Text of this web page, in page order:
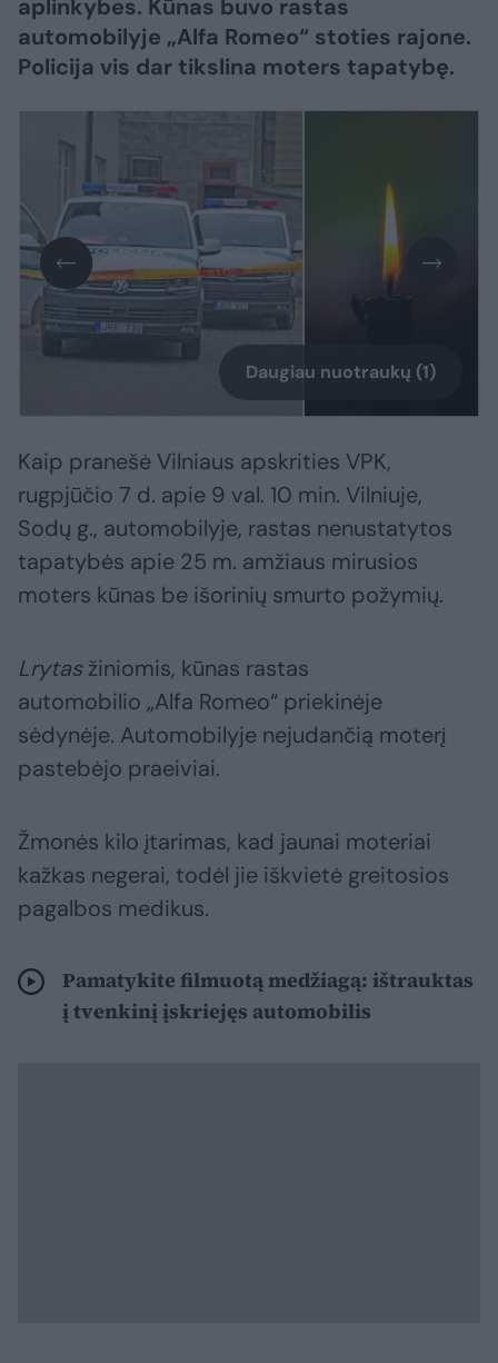
aplinkybes. Kūnas buvo rastas
automobilyje „Alfa Romeo“ stoties rajone.
Policija vis dar tikslina moters tapatybę.
Daugiau nuotraukų (1)
Kaip pranešė Vilniaus apskrities VPK,
rugpjūčio 7 d. apie 9 val. 10 min. Vilniuje,
Sodų g., automobilyje, rastas nenustatytos
tapatybės apie 25 m. amžiaus mirusios
moters kūnas be išorinių smurto požymių.
Lrytasžiniomis, kūnas rastas
automobilio „Alfa Romeo“ priekinėje
sėdynėje. Automobilyje nejudančią moterį
pastebėjo praeiviai.
Žmonės kilo įtarimas, kad jaunai moteriai
kažkas negerai, todėl jie iškvietė greitosios
pagalbos medikus.
Pamatykite filmuotą medžiagą: ištrauktas
į tvenkinį įskriejęs automobilis